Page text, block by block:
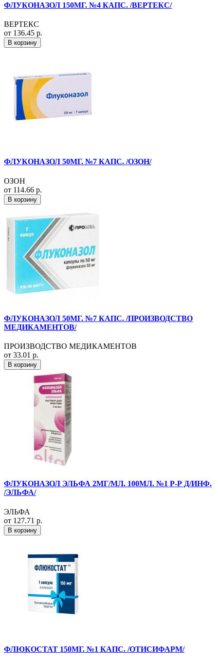
ФЛУКОНАЗОЛ 150МГ. №4 КАПС. /ВЕРТЕКС/
ВЕРТЕКС
от 136.45 р.
В корзину
ФЛУКОНАЗОЛ 50МГ. №7 КАПС. /ОЗОН/
ОЗОН
от 114.66 р.
В корзину
ФЛУКОНАЗОЛ 50МГ. №7 КАПС. /ПРОИЗВОДСТВО
МЕДИКАМЕНТОВ/
ПРОИЗВОДСТВО МЕДИКАМЕНТОВ
от 33.01 р.
В корзину
ФЛУКОНАЗОЛ ЭЛЬФА 2МГ/МЛ. 100МЛ. №1 Р-Р Д/ИНФ.
/ЭЛЬФА/
ЭЛЬФА
от 127.71 р.
В корзину
ФЛЮКОСТАТ 150МГ. №1 КАПС. /ОТИСИФАРМ/